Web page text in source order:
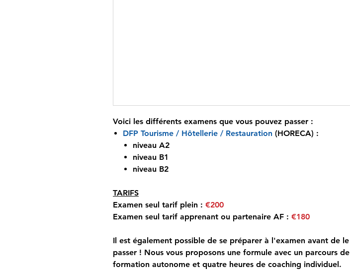
Voici les différents examens que vous pouvez passer :
DFP Tourisme / Hôtellerie / Restauration (HORECA) :
niveau A2
niveau B1
niveau B2
TARIFS
Examen seul tarif plein : €200
Examen seul tarif apprenant ou partenaire AF : €180
Il est également possible de se préparer à l'examen avant de le
passer ! Nous vous proposons une formule avec un parcours de
formation autonome et quatre heures de coaching individuel.